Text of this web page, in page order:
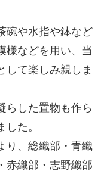
碗や水指や鉢など
様などを用い、当
して楽しみ親しま
らした置物も作ら
た。
り、総織部・青織
赤織部・志野織部